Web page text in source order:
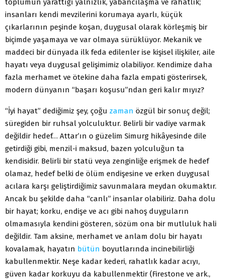
insanları kendi mevzilerini korumaya ayarlı, küçük
çıkarlarının peşinde koşan, duygusal olarak körleşmiş bir
biçimde yaşamaya ve var olmaya sürüklüyor. Mekanik ve
maddeci bir dünyada ilk feda edilenler ise kişisel ilişkiler, aile
hayatı veya duygusal gelişimimiz olabiliyor. Kendimize daha
fazla merhamet ve ötekine daha fazla empati gösterirsek,
modern dünyanın “başarı koşusu”ndan geri kalır mıyız?
“İyi hayat” dediğimiz şey, çoğu zaman özgül bir sonuç değil;
süregiden bir ruhsal yolculuktur. Belirli bir vadiye varmak
değildir hedef… Attar’ın o güzelim Simurg hikâyesinde dile
getirdiği gibi, menzil-i maksud, bazen yolculuğun ta
kendisidir. Belirli bir statü veya zenginliğe erişmek de hedef
olamaz, hedef belki de ölüm endişesine ve erken duygusal
acılara karşı geliştirdiğimiz savunmalara meydan okumaktır.
Ancak bu şekilde daha “canlı” insanlar olabiliriz. Daha dolu
bir hayat; korku, endişe ve acı gibi nahoş duyguların
olmamasıyla kendini gösteren, sözüm ona bir mutluluk hali
değildir. Tam aksine, merhamet ve anlam dolu bir hayatı
kovalamak, hayatın bütün boyutlarında incinebilirliği
kabullenmektir. Neşe kadar kederi, rahatlık kadar acıyı,
güven kadar korkuyu da kabullenmektir (Firestone ve ark.,